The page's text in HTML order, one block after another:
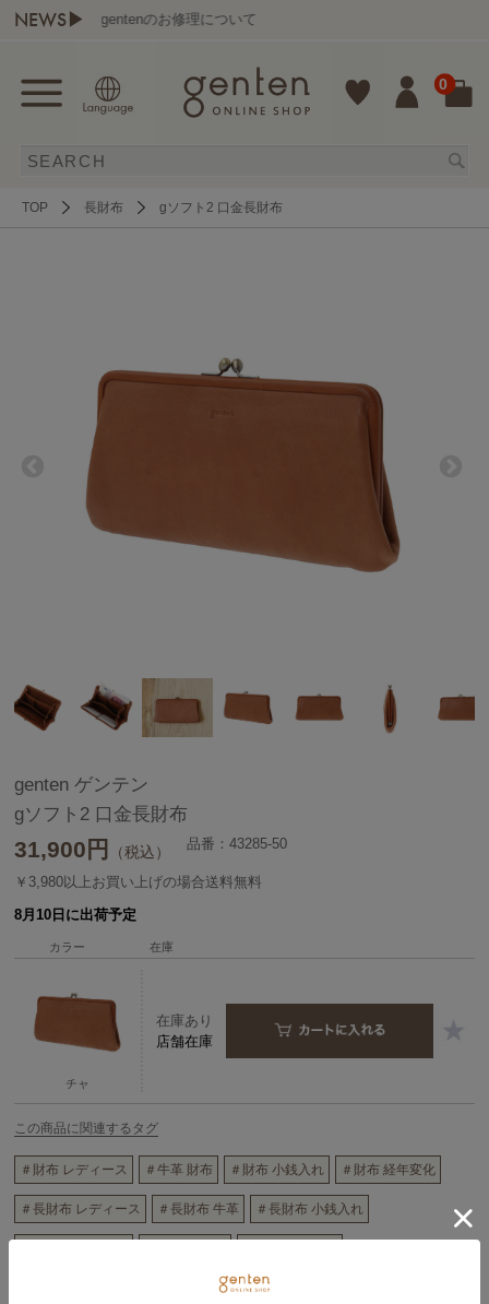
NEWS▶gentenのお修理について
0
TOP 長財布 gソフト2 口金長財布
genten ゲンテン
gソフト2 口金長財布
31,900 円 （税込） 品番：43285-50
￥3,980以上お買い上げの場合送料無料
8月10日に出荷予定
カラー 在庫
チャ
在庫あり
店舗在庫
この商品に関連するタグ
＃財布 レディース ＃牛革 財布 ＃財布 小銭入れ ＃財布 経年変化
＃長財布 レディース ＃長財布 牛革 ＃長財布 小銭入れ